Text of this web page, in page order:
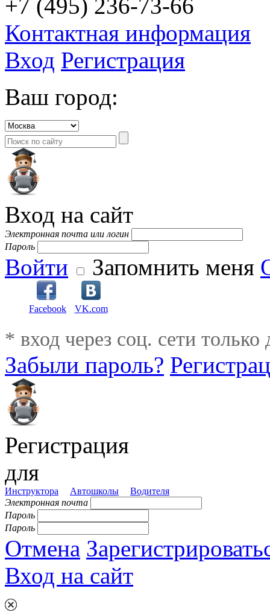
+7 (495) 236-73-66
Контактная информация
Вход Регистрация
Ваш город:
Вход на сайт
Электронная почта или логин
Пароль
Войти Запомнить меня
Facebook VK.com
* вход через соц. сети
Забыли пароль?
Регистрация
для
Инструктора Автошколы
Водителя
Электронная почта
Пароль
Пароль
Отмена
Вход на сайт